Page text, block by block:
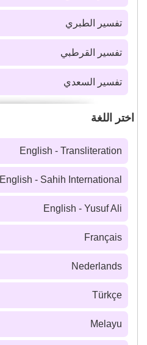
تفسير الطبري
تفسير القرطبي
تفسير السعدي
اختر اللغة
English - Transliteration
English - Sahih International
English - Yusuf Ali
Français
Nederlands
Türkçe
Melayu